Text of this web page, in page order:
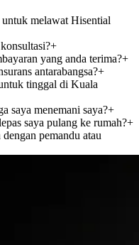
melawat Hisential
+
yang anda terima?+
antarabangsa?+
tinggal di Kuala
saya menemani saya?+
saya pulang ke rumah?+
pemandu atau